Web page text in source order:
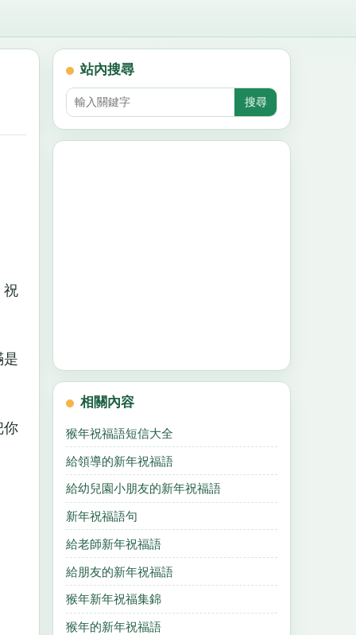
祝
你
站內搜尋
相關內容
猴年祝福語短信大全
給領導的新年祝福語
給幼兒園小朋友的新年祝福語
新年祝福語句
給老師新年祝福語
給朋友的新年祝福語
猴年新年祝福集錦
猴年的新年祝福語